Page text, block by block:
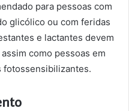
para pessoas com
glicólico ou com feridas
e lactantes devem
como pessoas em
fotossensibilizantes.